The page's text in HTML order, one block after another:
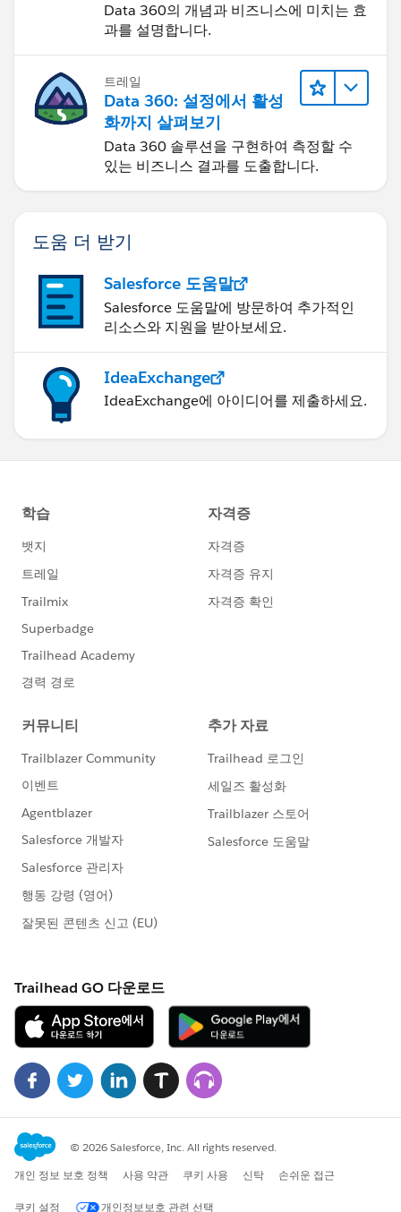
Data 360의 개념과 비즈니스에 미치는 효
과를 설명합니다.
트레일
Data 360: 설정에서 활성
화까지 살펴보기
Data 360 솔루션을 구현하여 측정할 수
있는 비즈니스 결과를 도출합니다.
도움 더 받기
Salesforce 도움말
Salesforce 도움말에 방문하여 추가적인
리소스와 지원을 받아보세요.
IdeaExchange
IdeaExchange에 아이디어를 제출하세요.